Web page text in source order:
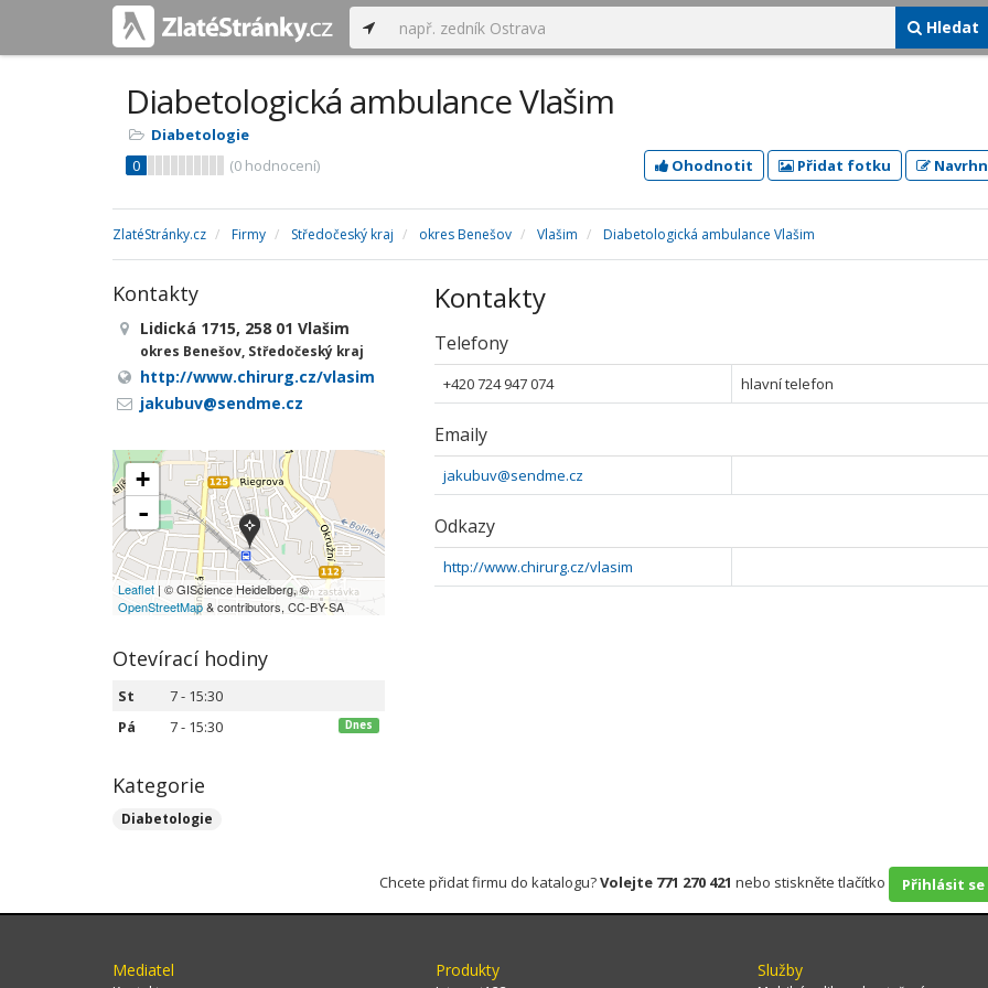
Hledat
Diabetologická ambulance Vlašim
Diabetologie
0
(0 hodnocení) Ohodnotit Přidat fotku
ZlatéStránky.cz Firmy Středočeský kraj okres Benešov Vlašim Diabetologická ambulance Vlašim
Kontakty
Telefony
+420 724 947 074 hlavní telefon
Emaily
jakubuv@sendme.cz
Odkazy
http://www.chirurg.cz/vlasim
Kontakty
Lidická 1715, 258 01 Vlašim
okres Benešov, Středočeský kraj
http://www.chirurg.cz/vlasim
jakubuv@sendme.cz
+
-
Leaflet | © GIScience Heidelberg, ©
OpenStreetMap& contributors, CC-BY-SA
Otevírací hodiny
St
7 - 15:30
Pá
7 - 15:30 Dnes
Kategorie
Diabetologie
Chcete přidat firmu do katalogu?Volejte 771 270 421 nebo stiskněte tlačítko Přihlásit
Mediatel Produkty Služby